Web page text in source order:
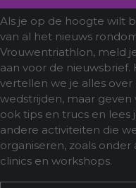
Als je op de hoogte wilt
van al het nieuws
Vrouwentriathlon, meld
aan voor de nieuwsbrief.
vertellen we je alles over
wedstrijden, maar geven
ook tips en trucs en lees
andere activiteiten die
organiseren, zoals onder
clinics en workshops.